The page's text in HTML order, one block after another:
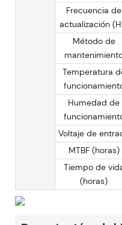
Frecuencia de
actualización
Método de
Temperatura
Humedad de
Voltaje de
MTBF (horas)
Tiempo de
(horas)